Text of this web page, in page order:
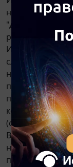
"доходы" или
расходов" (
п. 1
ИП, изъявившие
следующего
налоговый
позднее 31
которого они
(смотрите
В середине
на уплату УСН
перехода с